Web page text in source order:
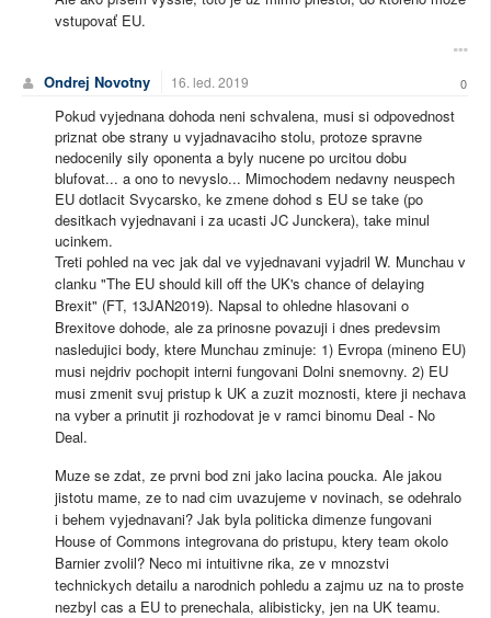
vstupovať EU.
Ondrej Novotny 16. led. 2019 0
Pokud vyjednana dohoda neni schvalena, musi si odpovednost
priznat obe strany u vyjadnavaciho stolu, protoze spravne
nedocenily sily oponenta a byly nucene po urcitou dobu
blufovat... a ono to nevyslo... Mimochodem nedavny neuspech
EU dotlacit Svycarsko, ke zmene dohod s EU se take (po
desitkach vyjednavani i za ucasti JC Junckera), take minul
ucinkem.
Treti pohled na vec jak dal ve vyjednavani vyjadril W. Munchau v
clanku "The EU should kill off the UK's chance of delaying
Brexit" (FT, 13JAN2019). Napsal to ohledne hlasovani o
Brexitove dohode, ale za prinosne povazuji i dnes predevsim
nasledujici body, ktere Munchau zminuje: 1) Evropa (mineno EU)
musi nejdriv pochopit interni fungovani Dolni snemovny. 2) EU
musi zmenit svuj pristup k UK a zuzit moznosti, ktere ji nechava
na vyber a prinutit ji rozhodovat je v ramci binomu Deal - No
Deal.
Muze se zdat, ze prvni bod zni jako lacina poucka. Ale jakou
jistotu mame, ze to nad cim uvazujeme v novinach, se odehralo
i behem vyjednavani? Jak byla politicka dimenze fungovani
House of Commons integrovana do pristupu, ktery team okolo
Barnier zvolil? Neco mi intuitivne rika, ze v mnozstvi
technickych detailu a narodnich pohledu a zajmu uz na to proste
nezbyl cas a EU to prenechala, alibisticky, jen na UK teamu.